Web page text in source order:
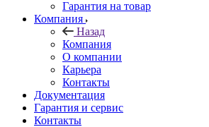
Гарантия на товар
Компания
Назад
Компания
О компании
Карьера
Контакты
Документация
Гарантия и сервис
Контакты